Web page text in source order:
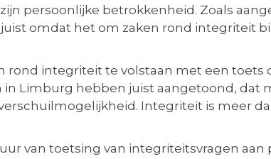
persoonlijke betrokkenheid. Zoals
omdat het om zaken rond integriteit
integriteit te volstaan met een toets
Limburg hebben juist aangetoond, dat
Integriteit is meer
van toetsing van integriteitsvragen aan